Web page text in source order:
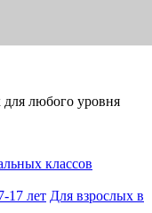
для любого уровня
классов
17 лет Для взрослых в